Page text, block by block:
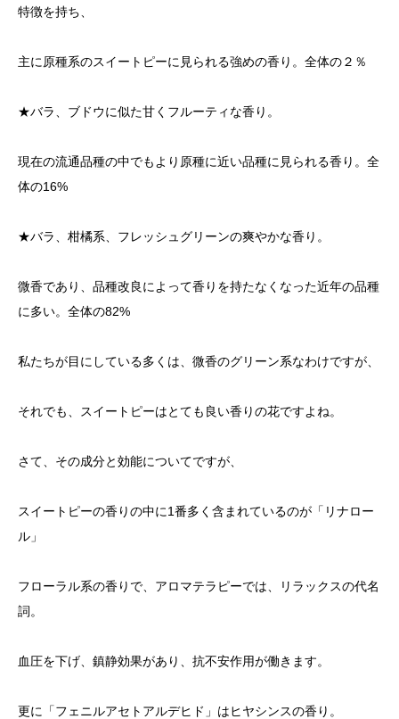
特徴を持ち、
主に原種系のスイートピーに見られる強めの香り。全体の２％
★バラ、ブドウに似た甘くフルーティな香り。
現在の流通品種の中でもより原種に近い品種に見られる香り。全
体の16%
★バラ、柑橘系、フレッシュグリーンの爽やかな香り。
微香であり、品種改良によって香りを持たなくなった近年の品種
に多い。全体の82%
私たちが目にしている多くは、微香のグリーン系なわけですが、
それでも、スイートピーはとても良い香りの花ですよね。
さて、その成分と効能についてですが、
スイートピーの香りの中に1番多く含まれているのが「リナロー
ル」
フローラル系の香りで、アロマテラピーでは、リラックスの代名
詞。
血圧を下げ、鎮静効果があり、抗不安作用が働きます。
更に「フェニルアセトアルデヒド」はヒヤシンスの香り。